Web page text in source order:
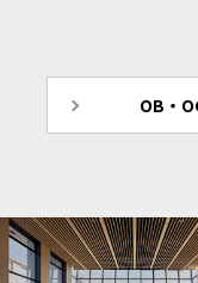
OB・